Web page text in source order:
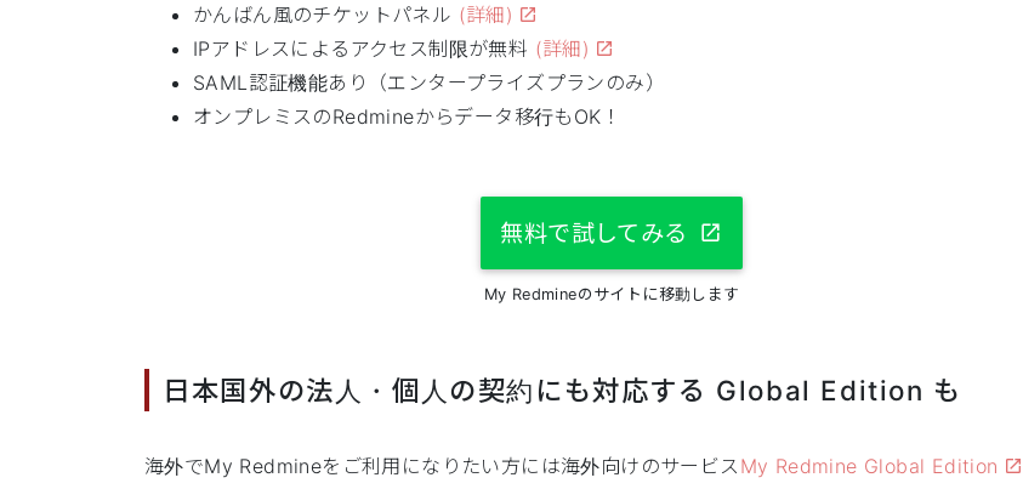
かんばん風のチケットパネル (詳細)
IPアドレスによるアクセス制限が無料 (詳細)
SAML認証機能あり（エンタープライズプランのみ）
オンプレミスのRedmineからデータ移行もOK！
無料で試してみる
My Redmineのサイトに移動します
日本国外の法人・個人の契約にも対応する Global Edition も
海外でMy Redmineをご利用になりたい方には海外向けのサービス My Redmine Global Edition